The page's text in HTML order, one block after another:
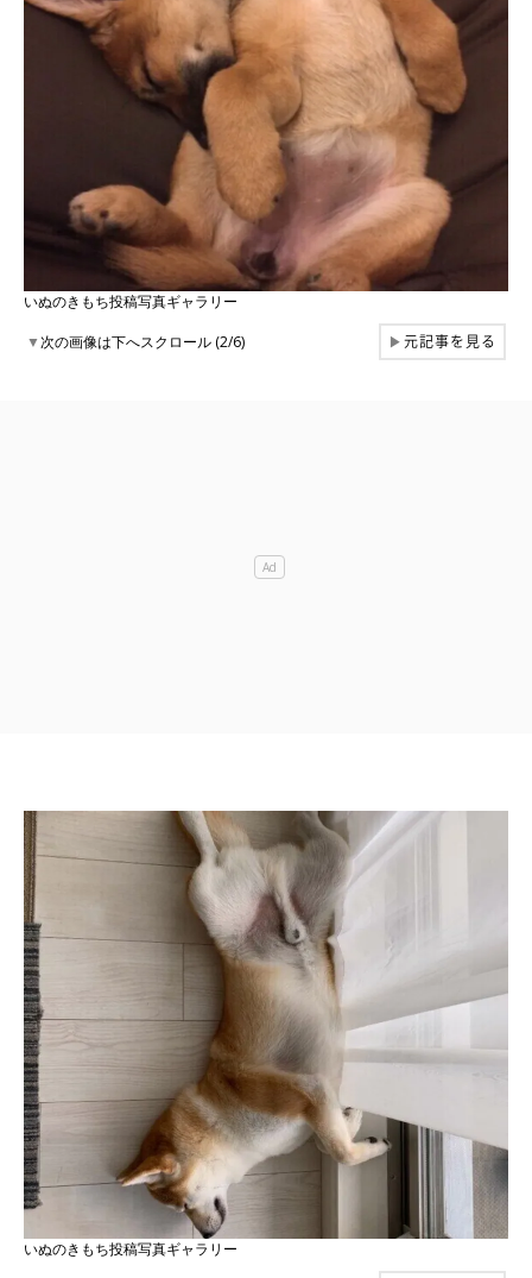
いぬのきもち投稿写真ギャラリー
▼次の画像は下へスクロール (2/6) ▶元記事を見る
いぬのきもち投稿写真ギャラリー